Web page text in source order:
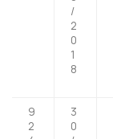
/
2
0
1
8
9
2
3
0